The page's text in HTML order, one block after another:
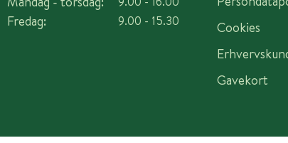
Fredag:
9.00 - 15.30
Cookies
Gavekort